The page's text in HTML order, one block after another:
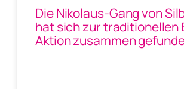
Die Nikolaus-Gang von
hat sich zur traditionellen
Aktion zusammen